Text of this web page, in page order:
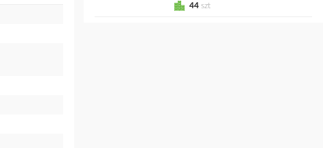
44 szt